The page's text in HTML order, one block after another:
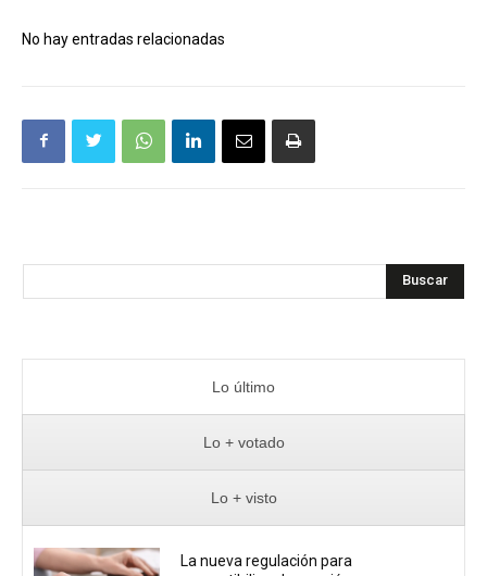
No hay entradas relacionadas
Buscar
Lo último
Lo + votado
Lo + visto
La nueva regulación para